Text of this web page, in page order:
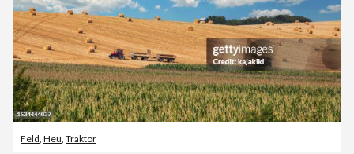
Feld, Heu, Traktor